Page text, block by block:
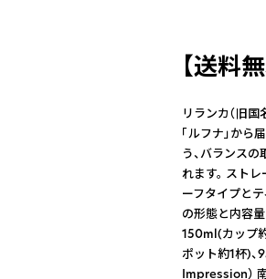
【送料
リランカ（旧
「ルフナ」か
う、バランス
れます。 スト
ーフタイプと
の形態と内容量
150ml(カップ
ポット約1杯)、
Impression）